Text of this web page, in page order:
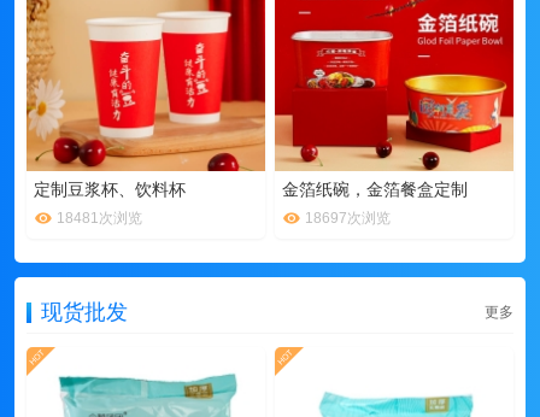
定制豆浆杯、饮料杯
18481次浏览
金箔纸碗，金箔餐盒定制
18697次浏览
现货批发 更多